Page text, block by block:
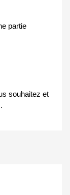
partie
souhaitez et